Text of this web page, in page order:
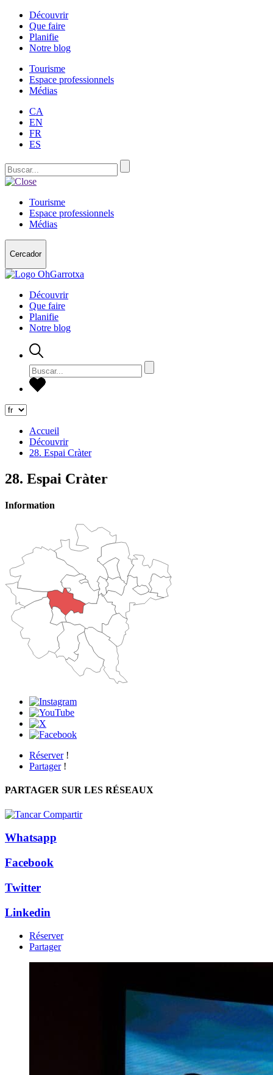
Découvrir
Que faire
Planifie
Notre blog
Tourisme
Espace professionnels
Médias
CA
EN
FR
ES
Tourisme
Espace professionnels
Médias
Cercador
Découvrir
Que faire
Planifie
Notre blog
Accueil
Découvrir
28. Espai Cràter
28. Espai Cràter
Information
Réserver !
Partager !
PARTAGER SUR LES RÉSEAUX
Whatsapp
Facebook
Twitter
Linkedin
Réserver
Partager